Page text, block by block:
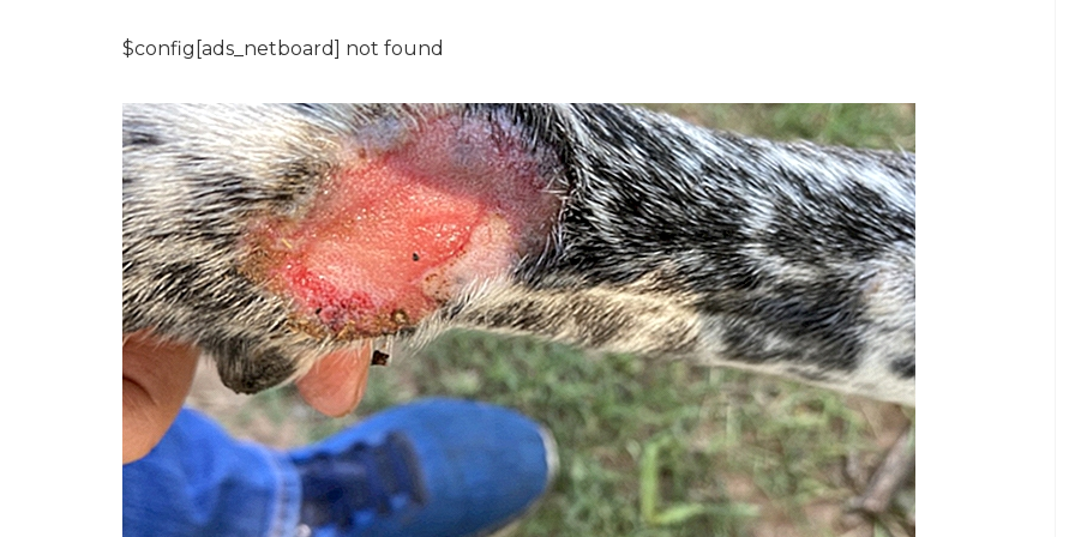
$config[ads_netboard] not found
REPTILIEN & AMPHIBIEN
8
Anreicherungsaktivitäten
für Bartagamen
7,2026
HUNDE
Hundetrainingstools:
Das
Martingalhalsband
7,2026